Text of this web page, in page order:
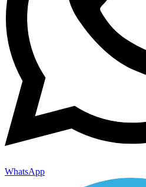
WhatsApp